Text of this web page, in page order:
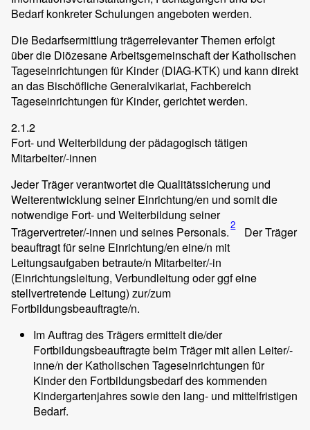
Bedarf konkreter Schulungen angeboten werden.
Die Bedarfsermittlung trägerrelevanter Themen erfolgt
über die Diözesane Arbeitsgemeinschaft der Katholischen
Tageseinrichtungen für Kinder (DIAG-KTK) und kann direkt
an das Bischöfliche Generalvikariat, Fachbereich
Tageseinrichtungen für Kinder, gerichtet werden.
2.1.2
Fort- und Weiterbildung der pädagogisch tätigen
Mitarbeiter/-innen
Jeder Träger verantwortet die Qualitätssicherung und
Weiterentwicklung seiner Einrichtung/en und somit die
notwendige Fort- und Weiterbildung seiner
Trägervertreter/-innen und seines Personals.2
Der Träger
beauftragt für seine Einrichtung/en eine/n mit
Leitungsaufgaben betraute/n Mitarbeiter/-in
(Einrichtungsleitung, Verbundleitung oder ggf eine
stellvertretende Leitung) zur/zum
Fortbildungsbeauftragte/n.
Im Auftrag des Trägers ermittelt die/der
Fortbildungsbeauftragte beim Träger mit allen Leiter/-
inne/n der Katholischen Tageseinrichtungen für
Kinder den Fortbildungsbedarf des kommenden
Kindergartenjahres sowie den lang- und mittelfristigen
Bedarf.